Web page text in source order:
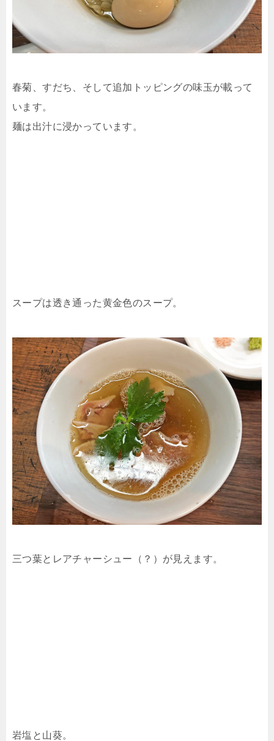
春菊、すだち、そして追加トッピングの味玉が載って
います。
麺は出汁に浸かっています。
スープは透き通った黄金色のスープ。
三つ葉とレアチャーシュー（？）が見えます。
岩塩と山葵。